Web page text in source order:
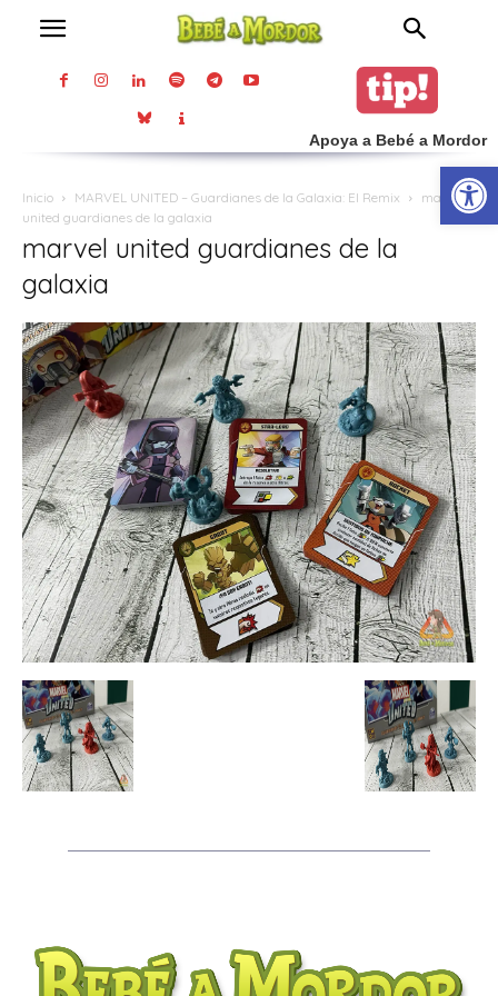
Apoya a Bebé a Mordor
Inicio MARVEL UNITED – Guardianes de la Galaxia: El Remix
marvel
united guardianes de la galaxia
marvel united guardianes de la
galaxia